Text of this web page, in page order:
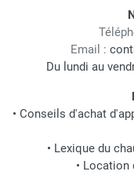
Email :
Du lundi au
• Conseils d'achat
• Lexique du
• Location